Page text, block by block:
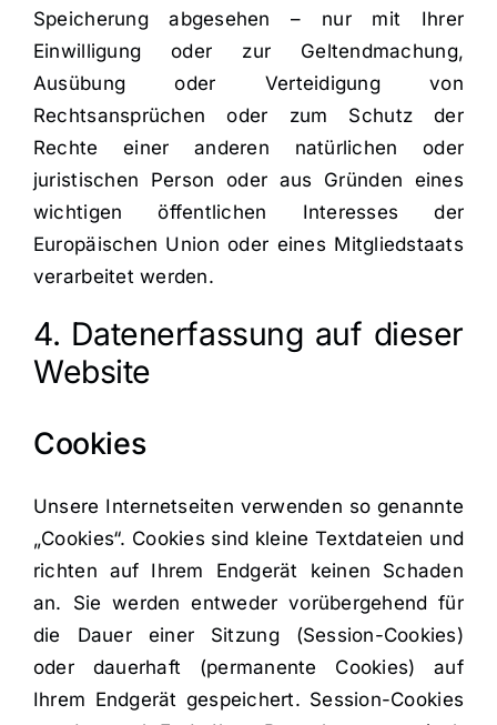
Speicherung abgesehen – nur mit Ihrer
Einwilligung oder zur Geltendmachung,
Ausübung oder Verteidigung von
Rechtsansprüchen oder zum Schutz der
Rechte einer anderen natürlichen oder
juristischen Person oder aus Gründen eines
wichtigen öffentlichen Interesses der
Europäischen Union oder eines Mitgliedstaats
verarbeitet werden.
4. Datenerfassung auf dieser
Website
Cookies
Unsere Internetseiten verwenden so genannte
„Cookies“. Cookies sind kleine Textdateien und
richten auf Ihrem Endgerät keinen Schaden
an. Sie werden entweder vorübergehend für
die Dauer einer Sitzung (Session-Cookies)
oder dauerhaft (permanente Cookies) auf
Ihrem Endgerät gespeichert. Session-Cookies